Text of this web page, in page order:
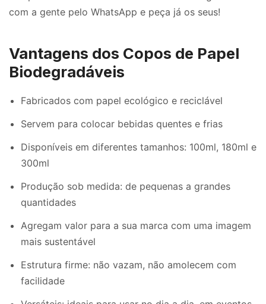
com a gente pelo WhatsApp e peça já os seus!
Vantagens dos Copos de Papel
Biodegradáveis
Fabricados com papel ecológico e reciclável
Servem para colocar bebidas quentes e frias
Disponíveis em diferentes tamanhos: 100ml, 180ml e
300ml
Produção sob medida: de pequenas a grandes
quantidades
Agregam valor para a sua marca com uma imagem
mais sustentável
Estrutura firme: não vazam, não amolecem com
facilidade